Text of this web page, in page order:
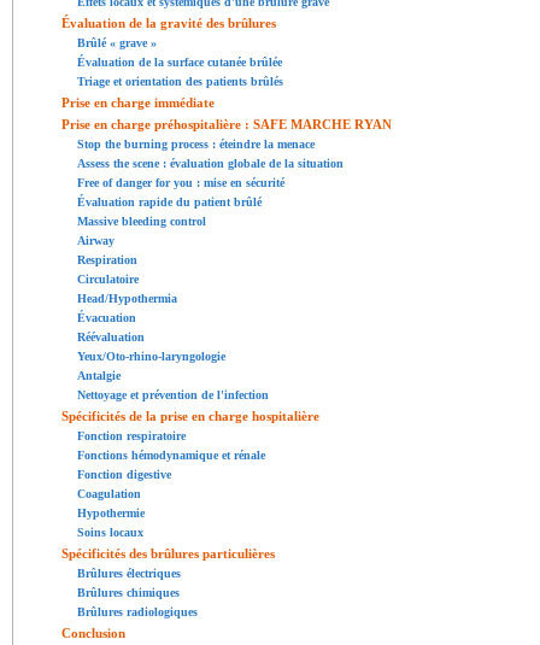
Évaluation de la gravité des brûlures
Brûlé « grave »
Évaluation de la surface cutanée brûlée
Triage et orientation des patients brûlés
Prise en charge immédiate
Prise en charge préhospitalière : SAFE MARCHE RYAN
Stop the burning process : éteindre la menace
Assess the scene : évaluation globale de la situation
Free of danger for you : mise en sécurité
Évaluation rapide du patient brûlé
Massive bleeding control
Airway
Respiration
Circulatoire
Head/Hypothermia
Évacuation
Réévaluation
Yeux/Oto-rhino-laryngologie
Antalgie
Nettoyage et prévention de l'infection
Spécificités de la prise en charge hospitalière
Fonction respiratoire
Fonctions hémodynamique et rénale
Fonction digestive
Coagulation
Hypothermie
Soins locaux
Spécificités des brûlures particulières
Brûlures électriques
Brûlures chimiques
Brûlures radiologiques
Conclusion